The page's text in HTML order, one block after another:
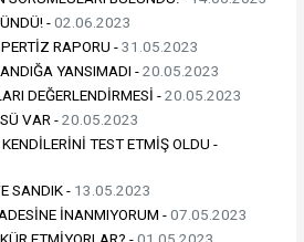
-02.06.2023
RAPORU -31.05.2023
YANSIMADI -20.05.2023
DEĞERLENDİRMESİ -20.05.2023
VAR -20.05.2023
TEST ETMİŞ OLDU -
SANDIK - 13.05.2023
İNANMIYORUM -07.05.2023